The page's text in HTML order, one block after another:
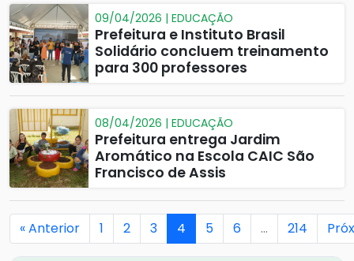
09/04/2026 | EDUCAÇÃO
Prefeitura e Instituto Brasil
Solidário concluem treinamento
para 300 professores
08/04/2026 | EDUCAÇÃO
Prefeitura entrega Jardim
Aromático na Escola CAIC São
Francisco de Assis
« Anterior 1 2 3 4 5 6 … 214